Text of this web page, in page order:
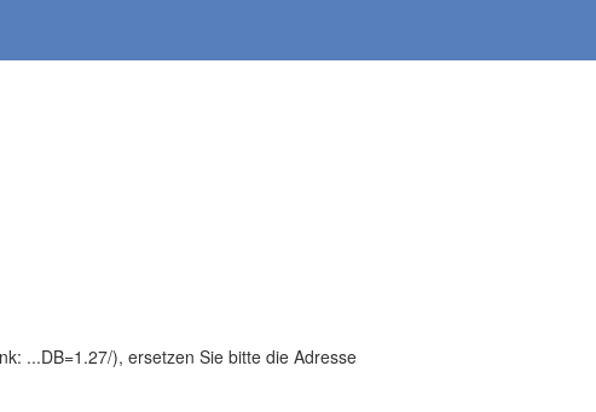
...DB=1.27/), ersetzen Sie bitte die Adresse